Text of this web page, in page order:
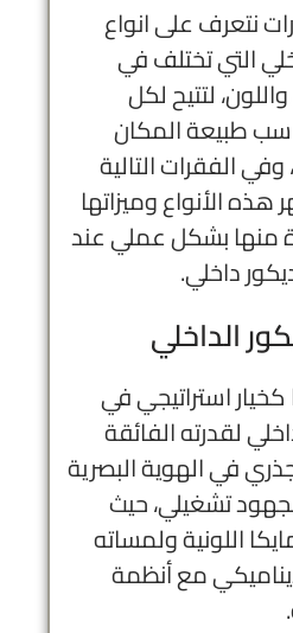
نتعرف على انواع
التي تختلف في
لتتيح لكل
طبيعة المكان
الفقرات التالية
الأنواع وميزاتها
منها بشكل عملي عند
داخلي.
الداخلي
استراتيجي في
لقدرته الفائقة
في الهوية البصرية
تشغيلي، حيث
اللونية ولمساته
مع أنظمة